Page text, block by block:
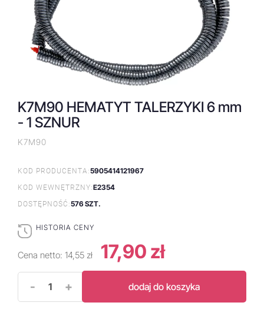
K7M90 HEMATYT TALERZYKI 6 mm
- 1 SZNUR
K7M90
KOD PRODUCENTA:5905414121967
KOD WEWNĘTRZNY:E2354
DOSTĘPNOŚĆ:576 SZT.
HISTORIA CENY
Cena netto: 14,55 zł 17,90 zł
- + dodaj do koszyka